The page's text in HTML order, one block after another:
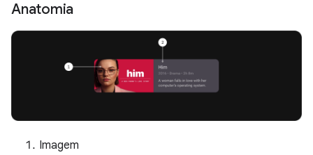
Anatomia
Imagem